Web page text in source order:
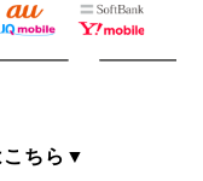
こちら▼